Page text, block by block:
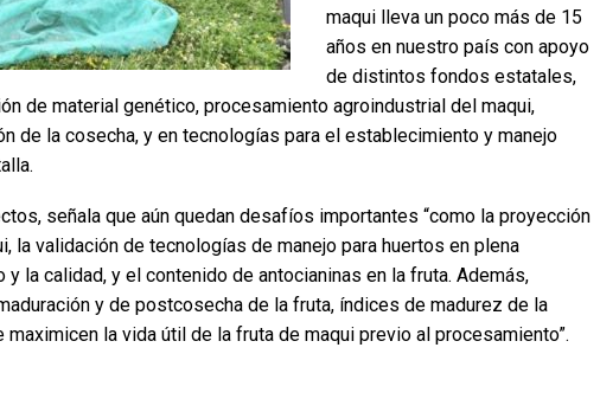
maqui lleva un poco más de 15
años en nuestro país con apoyo
de distintos fondos estatales,
de material genético, procesamiento agroindustrial del maqui,
de la cosecha, y en tecnologías para el establecimiento y manejo
señala que aún quedan desafíos importantes “como la proyección
la validación de tecnologías de manejo para huertos en plena
la calidad, y el contenido de antocianinas en la fruta. Además,
y de postcosecha de la fruta, índices de madurez de la
la vida útil de la fruta de maqui previo al procesamiento”.